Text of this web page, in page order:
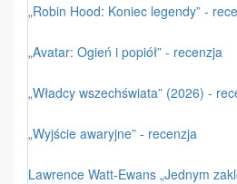
„Robin Hood: Koniec legendy” -
„Avatar: Ogień i popiół” - recenzja
„Władcy wszechświata” (2026) -
„Wyjście awaryjne” - recenzja
Lawrence Watt-Ewans „Jednym